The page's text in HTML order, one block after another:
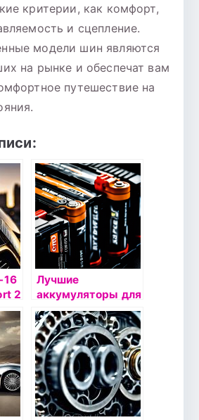
критерии, как комфорт,
и сцепление.
модели шин являются
на рынке и обеспечат вам
путешествие на
16
2
Лучшие
аккумуляторы для
автомобилей